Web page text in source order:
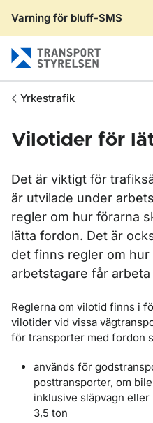
Varning för bluff-SMS
Yrkestrafik
Vilotider för
Det är viktigt för
är utvilade under
regler om hur förarna
lätta fordon. Det är
det finns regler om hur
arbetstagare får
Reglerna om vilotid finns i
vilotider vid vissa
för transporter med fordon
används för
posttransporter, om
inklusive släpvagn
3,5 ton